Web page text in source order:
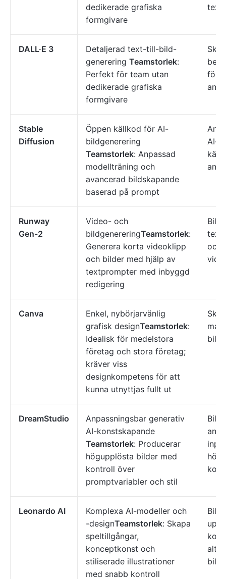
dedikerade grafiska
formgivare
DALL·E 3
Detaljerad text-till-bild-
generering Teamstorlek:
Perfekt för team utan
dedikerade grafiska
formgivare
för
Stable
Diffusion
Öppen källkod för AI-
bildgenerering
Teamstorlek: Anpassad
modellträning och
avancerad bildskapande
baserad på prompt
AI-
Runway
Gen-2
Video- och
bildgenereringTeamstorlek:
Generera korta videoklipp
och bilder med hjälp av
textprompter med inbyggd
redigering
och
Canva
Enkel, nybörjarvänlig
grafisk designTeamstorlek:
Idealisk för medelstora
företag och stora företag;
kräver viss
designkompetens för att
kunna utnyttjas fullt ut
DreamStudio
Anpassningsbar generativ
AI-konstskapande
Teamstorlek: Producerar
högupplösta bilder med
kontroll över
promptvariabler och stil
Leonardo AI
Komplexa AI-modeller och
-designTeamstorlek: Skapa
speltillgångar,
konceptkonst och
stiliserade illustrationer
med snabb kontroll